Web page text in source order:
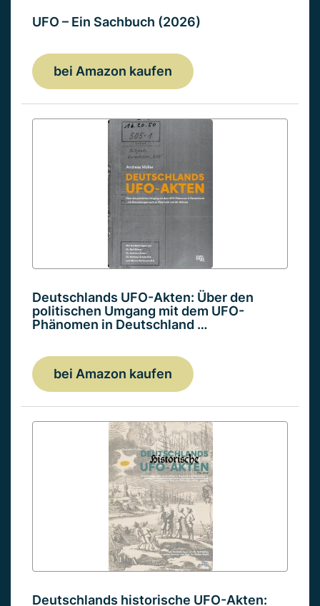
UFO – Ein Sachbuch (2026)
bei Amazon kaufen
Deutschlands UFO-Akten: Über den
politischen Umgang mit dem UFO-
Phänomen in Deutschland …
bei Amazon kaufen
Deutschlands historische UFO-Akten: